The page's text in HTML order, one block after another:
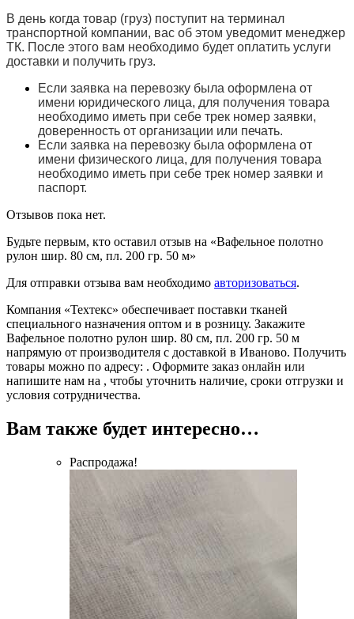
В день когда товар (груз) поступит на терминал
транспортной компании, вас об этом уведомит менеджер
ТК. После этого вам необходимо будет оплатить услуги
доставки и получить груз.
Если заявка на перевозку была оформлена от
имени юридического лица, для получения товара
необходимо иметь при себе трек номер заявки,
доверенность от организации или печать.
Если заявка на перевозку была оформлена от
имени физического лица, для получения товара
необходимо иметь при себе трек номер заявки и
паспорт.
Отзывов пока нет.
Будьте первым, кто оставил отзыв на «Вафельное полотно
рулон шир. 80 см, пл. 200 гр. 50 м»
Для отправки отзыва вам необходимо авторизоваться.
Компания «Техтекс» обеспечивает поставки тканей
специального назначения оптом и в розницу. Закажите
Вафельное полотно рулон шир. 80 см, пл. 200 гр. 50 м
напрямую от производителя с доставкой в Иваново. Получить
товары можно по адресу: . Оформите заказ онлайн или
напишите нам на , чтобы уточнить наличие, сроки отгрузки и
условия сотрудничества.
Вам также будет интересно…
Распродажа!